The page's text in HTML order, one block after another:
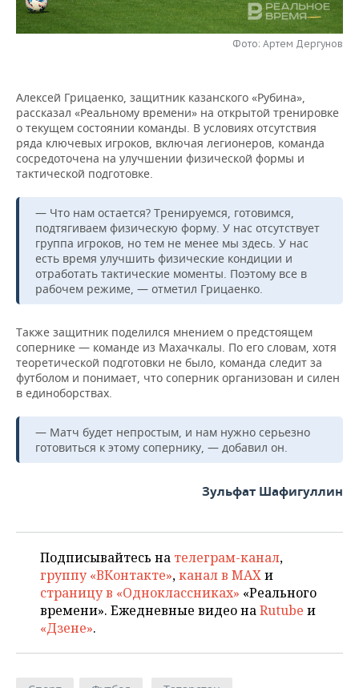
ТЕЛЕКОММУНИКАЦИИ
БИЗНЕС-БРАНЧИ
ФУТБОЛ
ВОЛЕЙБОЛ
КИБЕРСПОРТ
ФИГУРНОЕ КАТАНИЕ
ВОДНЫЕ ВИДЫ СПОРТА
ХОККЕЙ С МЯЧОМ
НОВОСТИ ОБЩЕСТВА
ИСТОРИЯ
КУЛЬТУРА
МЕДИЦИНА
ОБРАЗОВАНИЕ
ПРОИСШЕСТВИЯ
ФОТОГАЛЕРЕЯ
СПИСОК ПЕРСОН
СПИСОК КОМПАНИЙ
ПОЛНАЯ ВЕРСИЯ
Фото: Артем Дергунов
Алексей Грицаенко, защитник казанского «Рубина»,
рассказал «Реальному времени» на открытой тренировке
о текущем состоянии команды. В условиях отсутствия
ряда ключевых игроков, включая легионеров, команда
сосредоточена на улучшении физической формы и
тактической подготовке.
— Что нам остается? Тренируемся, готовимся,
подтягиваем физическую форму. У нас отсутствует
группа игроков, но тем не менее мы здесь. У нас
есть время улучшить физические кондиции и
отработать тактические моменты. Поэтому все в
рабочем режиме, — отметил Грицаенко.
Также защитник поделился мнением о предстоящем
сопернике — команде из Махачкалы. По его словам, хотя
теоретической подготовки не было, команда следит за
футболом и понимает, что соперник организован и силен
в единоборствах.
— Матч будет непростым, и нам нужно серьезно
готовиться к этому сопернику, — добавил он.
Зульфат Шафигуллин
Подписывайтесь на телеграм-канал,
группу «ВКонтакте»,канал в MAXи
страницу в «Одноклассниках» «Реального
времени». Ежедневные видео наRutube и
«Дзене».